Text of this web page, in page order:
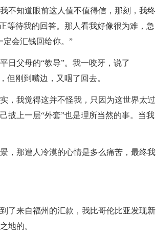
不知道眼前这人值不值得信，那刻，我终
等待我的回答。那人看我好像很为难，急
定会汇钱回给你。”
日父母的“教导”。我一咬牙，说了
但刚到嘴边，又咽了回去。
，我觉得这并不怪我，只因为这世界太过
披上一层“外套”也是理所当然的事。当我
，那遭人冷漠的心情是多么痛苦，最终我
了来自福州的汇款，我比哥伦比亚发现新
地的。